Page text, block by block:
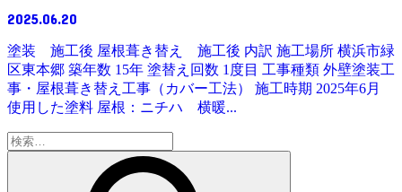
2025.06.20
塗装 施工後 屋根葺き替え 施工後 内訳 施工場所 横浜市緑
区東本郷 築年数 15年 塗替え回数 1度目 工事種類 外壁塗装工
事・屋根葺き替え工事（カバー工法） 施工時期 2025年6月
使用した塗料 屋根：ニチハ 横暖...
検
索: